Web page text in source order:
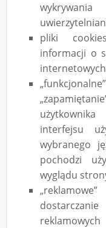
pliki
informacji o
interfejsu
wybranego
pochodzi
wyglądu